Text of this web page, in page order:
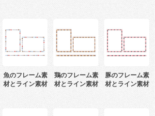
魚のフレーム素
材とライン素材
鶏のフレーム素
材とライン素材
豚のフレーム素
材とライン素材